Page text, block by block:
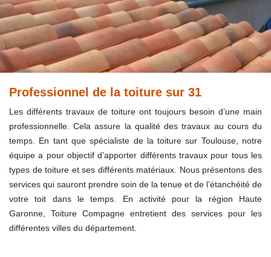
Professionnel de la toiture sur 31
Les différents travaux de toiture ont toujours besoin d’une main
professionnelle. Cela assure la qualité des travaux au cours du
temps. En tant que spécialiste de la toiture sur Toulouse, notre
équipe a pour objectif d’apporter différents travaux pour tous les
types de toiture et ses différents matériaux. Nous présentons des
services qui sauront prendre soin de la tenue et de l’étanchéité de
votre toit dans le temps. En activité pour la région Haute
Garonne, Toiture Compagne entretient des services pour les
différentes villes du département.